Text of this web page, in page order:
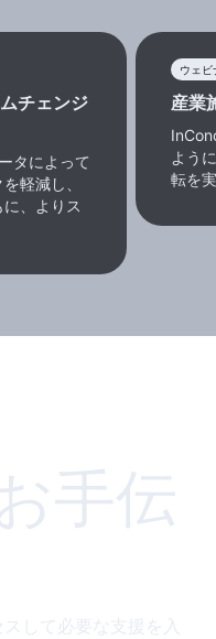
チェンジ
タによって
軽減し、
、よりス
ウェビ
産業
よう
転を
手伝
して必要な支援を入